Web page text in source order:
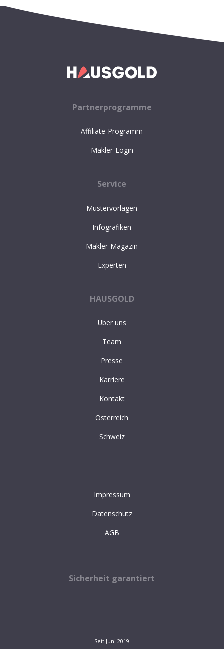
Partnerprogramme
Affiliate-Programm
Makler-Login
Service
Mustervorlagen
Infografiken
Makler-Magazin
Experten
HAUSGOLD
Über uns
Team
Presse
Karriere
Kontakt
Österreich
Schweiz
Impressum
Datenschutz
AGB
Sicherheit garantiert
Seit Juni 2019